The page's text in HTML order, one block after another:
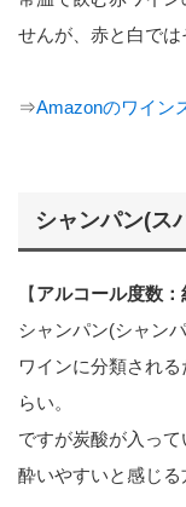
せんが、赤と白では
⇒Amazonのワイン
シャンパン(ス
【 アルコール度数：
シャンパン(シャン
ワインに分類され
らい。
ですが炭酸が入っ
酔いやすいと感じる